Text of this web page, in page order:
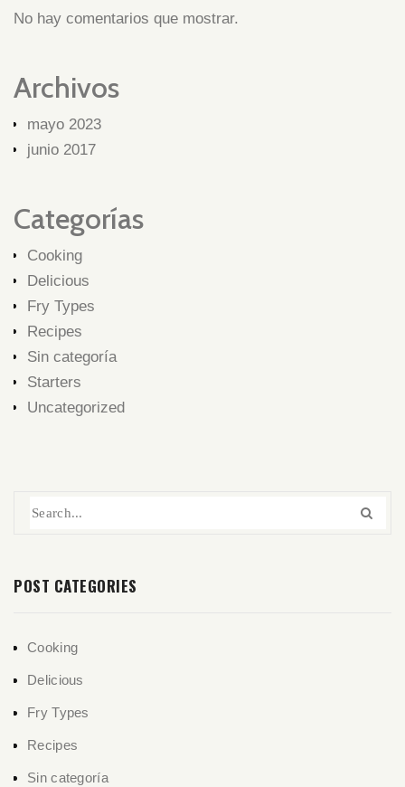
No hay comentarios que mostrar.
Archivos
mayo 2023
junio 2017
Categorías
Cooking
Delicious
Fry Types
Recipes
Sin categoría
Starters
Uncategorized
POST CATEGORIES
Cooking
Delicious
Fry Types
Recipes
Sin categoría